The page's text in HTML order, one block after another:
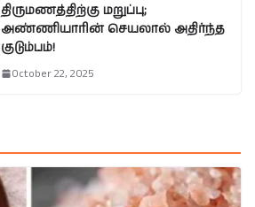
திருமணத்திற்கு மறுப்பு;
அண்ணியாரின் செயலால் அதிர்ந்த
குடும்பம்!
October 22, 2025